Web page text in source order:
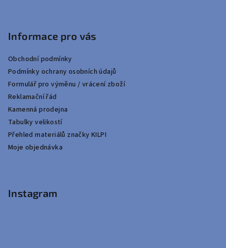
Informace pro vás
Obchodní podmínky
Podmínky ochrany osobních údajů
Formulář pro výměnu / vrácení zboží
Reklamační řád
Kamenná prodejna
Tabulky velikostí
Přehled materiálů značky KILPI
Moje objednávka
Instagram